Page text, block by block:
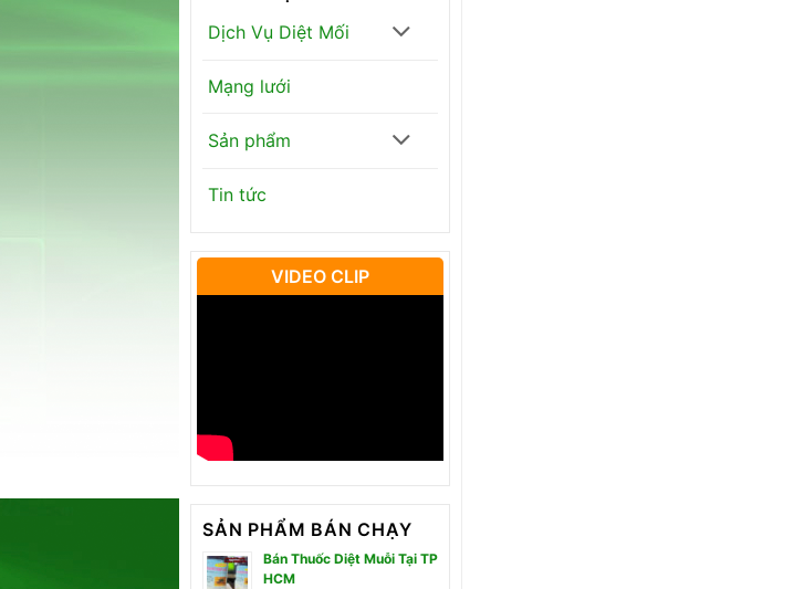
Dịch Vụ Diệt Mối
Mạng lưới
Sản phẩm
Tin tức
VIDEO CLIP
SẢN PHẨM BÁN CHẠY
Bán Thuốc Diệt Muỗi Tại TP
HCM